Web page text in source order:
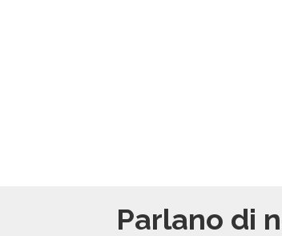
Parlano di